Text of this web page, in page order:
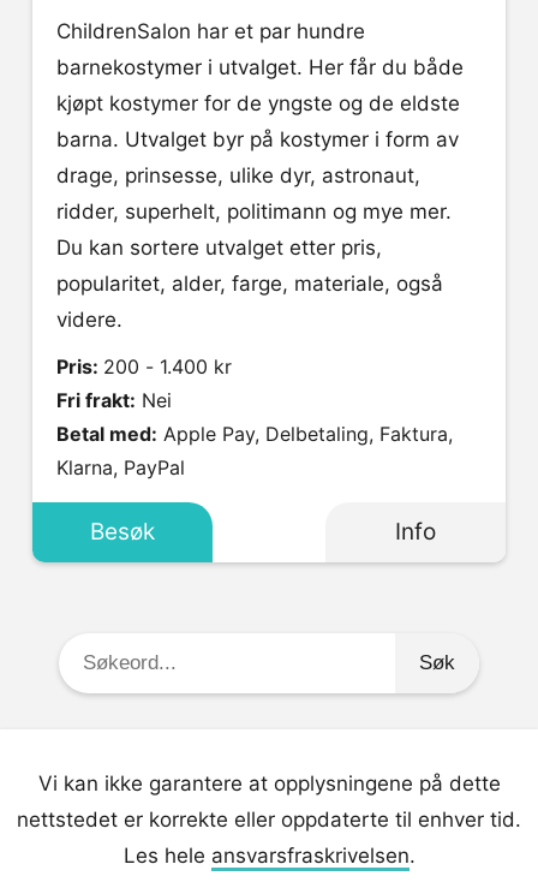
ChildrenSalon har et par hundre
barnekostymer i utvalget. Her får du både
kjøpt kostymer for de yngste og de eldste
barna. Utvalget byr på kostymer i form av
drage, prinsesse, ulike dyr, astronaut,
ridder, superhelt, politimann og mye mer.
Du kan sortere utvalget etter pris,
popularitet, alder, farge, materiale, også
videre.
Pris: 200 - 1.400 kr
Fri frakt: Nei
Betal med:
Klarna, PayPal
Besøk Info
Søkeord:
Vi kan ikke garantere at opplysningene på dette
nettstedet er korrekte eller oppdaterte til enhver tid.
Les hele ansvarsfraskrivelsen.